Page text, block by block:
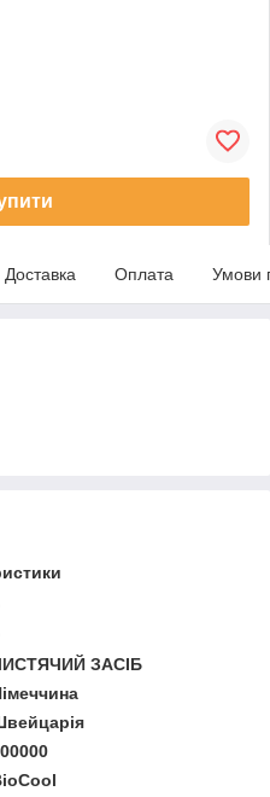
Доставка Оплата Умови
ЗАСІБ